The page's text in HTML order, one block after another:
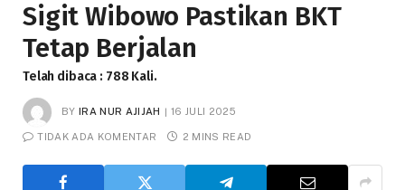
Sigit Wibowo Pastikan BKT
Tetap Berjalan
Telah dibaca : 788 Kali.
BY IRA NUR AJIJAH 16 JULI 2025
TIDAK ADA KOMENTAR 2 MINS READ